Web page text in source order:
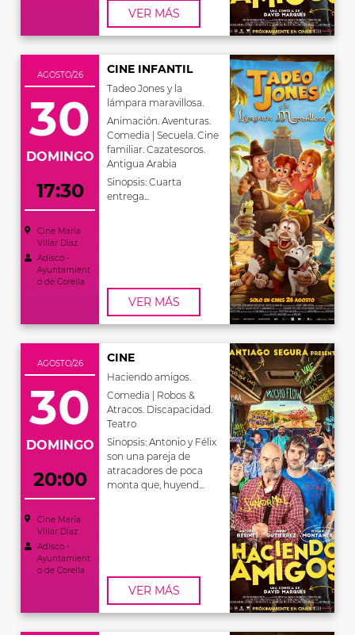
VER MÁS
AGOSTO/26
30
DOMINGO
17:30
Cine María
Villar Díaz
Adisco -
Ayuntamient
o de Corella
CINE INFANTIL
Tadeo Jones y la
lámpara maravillosa.
Animación. Aventuras.
Comedia | Secuela. Cine
familiar. Cazatesoros.
Antigua Arabia
Sinopsis: Cuarta
entrega...
VER MÁS
AGOSTO/26
30
DOMINGO
20:00
Cine María
Villar Díaz
Adisco -
Ayuntamient
o de Corella
CINE
Haciendo amigos.
Comedia | Robos &
Atracos. Discapacidad.
Teatro
Sinopsis: Antonio y Félix
son una pareja de
atracadores de poca
monta que, huyend...
VER MÁS